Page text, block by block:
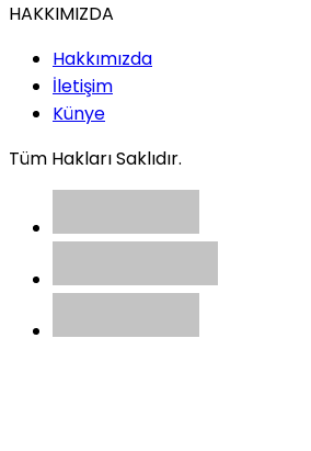
HAKKIMIZDA
Hakkımızda
İletişim
Künye
Tüm Hakları Saklıdır.